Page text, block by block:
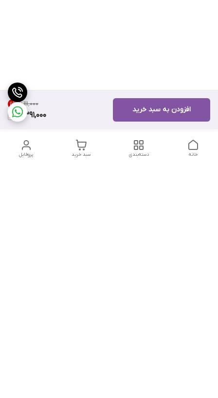
۶٬۱۱۱٬۰۰۰ 11%
5,391,000
افزودن به سبد خرید
پروفایل سبد خرید دسته‌بندی خانه